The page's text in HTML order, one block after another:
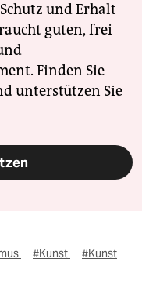
und Erhalt
guten, frei
Finden Sie
unterstützen Sie
#Kunst
#Kunst